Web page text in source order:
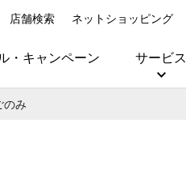
店舗検索 ネットショッピング
・キャンペーン サービス
のみ